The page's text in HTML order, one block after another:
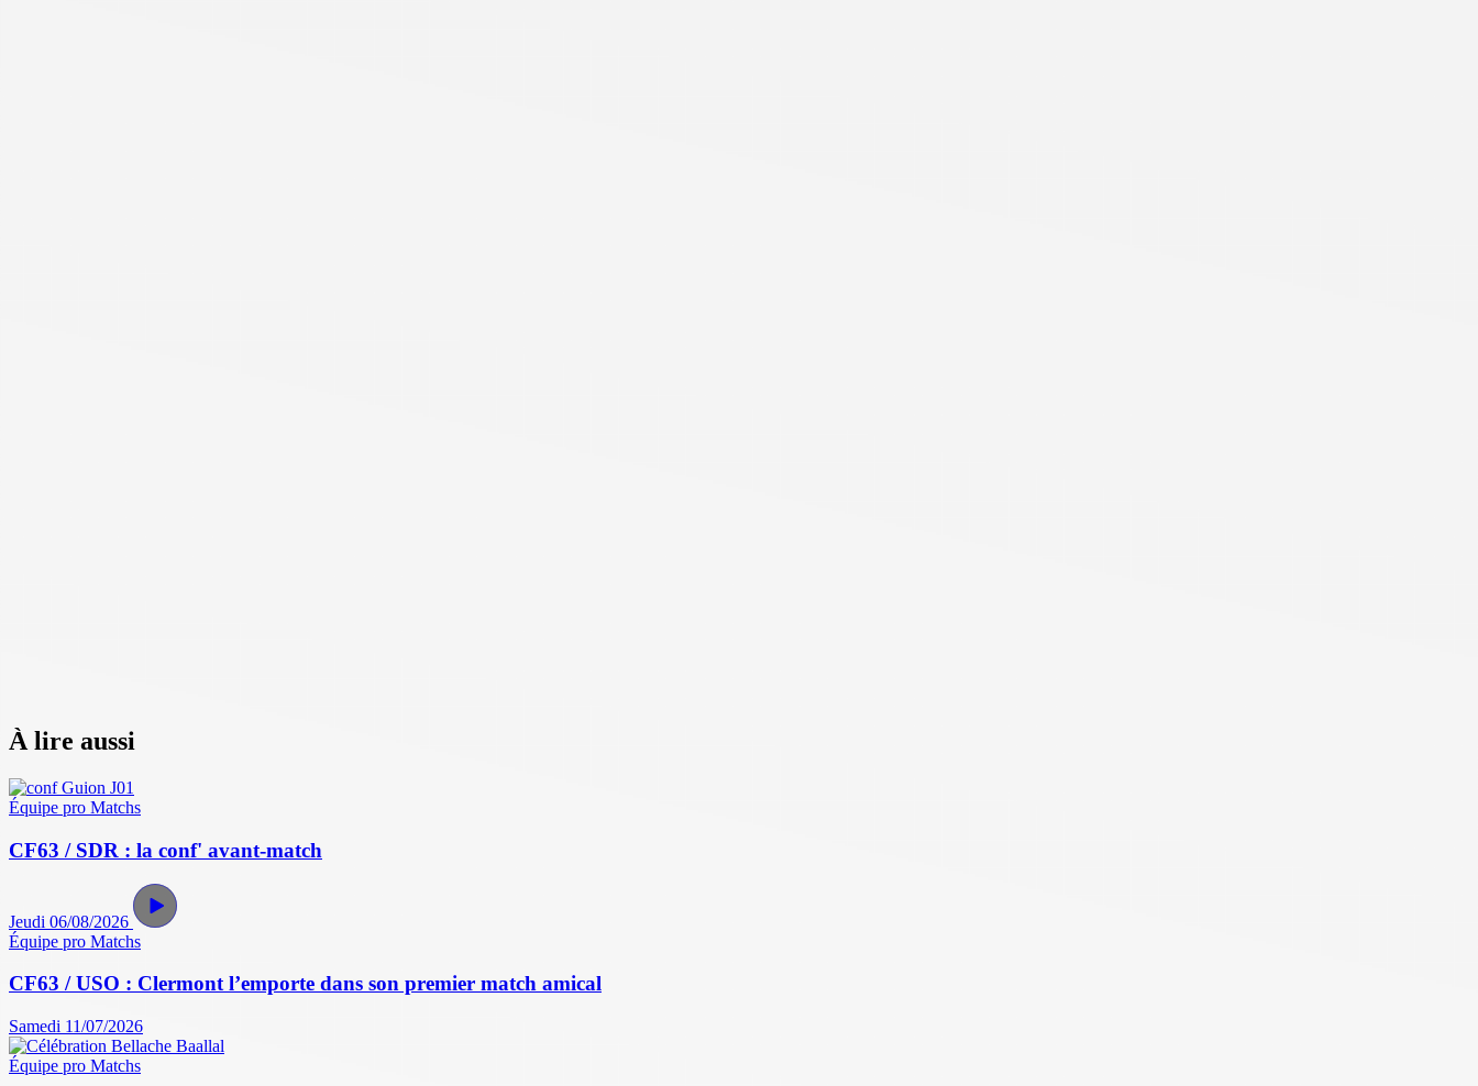
À lire aussi
Équipe pro Matchs
CF63 / SDR : la conf' avant-match
Jeudi 06/08/2026
Équipe pro Matchs
CF63 / USO : Clermont l’emporte dans son premier match amical
Samedi 11/07/2026
Équipe pro Matchs